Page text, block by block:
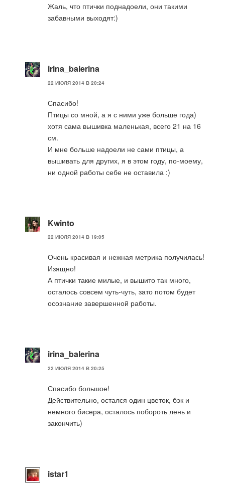
Жаль, что птички поднадоели, они такими
забавными выходят:)
irina_balerina
22 ИЮЛЯ 2014 В 20:24
Спасибо!
Птицы со мной, а я с ними уже больше года)
хотя сама вышивка маленькая, всего 21 на 16
см.
И мне больше надоели не сами птицы, а
вышивать для других, я в этом году, по-моему,
ни одной работы себе не оставила :)
Kwinto
22 ИЮЛЯ 2014 В 19:05
Очень красивая и нежная метрика получилась!
Изящно!
А птички такие милые, и вышито так много,
осталось совсем чуть-чуть, зато потом будет
осознание завершенной работы.
irina_balerina
22 ИЮЛЯ 2014 В 20:25
Спасибо большое!
Действительно, остался один цветок, бэк и
немного бисера, осталось побороть лень и
закончить)
istar1